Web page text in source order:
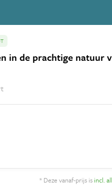
in de prachtige natuur
* Deze vanaf-prijs is incl.